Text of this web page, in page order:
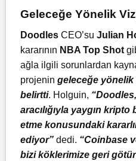
Geleceğe Yönelik
Doodles CEO’su Julian
kararının NBA Top Shot
ağla ilgili sorunlardan
projenin geleceğe
belirtti. Holguin,
aracılığıyla yaygın
etme konusundaki
ediyor” dedi. “Coinbase
bizi köklerimize geri